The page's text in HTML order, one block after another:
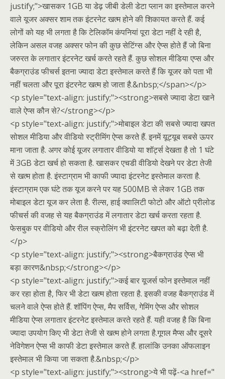
justify;">खासकर 1GB या डेढ़ जीबी डेली डेटा प्लान का इस्तेमाल करने
वाले यूजर अक्सर शाम तक इंटरनेट खत्म होने की शिकायत करते हैं. कई
लोगों को यह भी लगता है कि टेलिकॉम कंपनियां पूरा डेटा नहीं दे रही है,
लेकिन असल वजह अक्सर फोन की कुछ सेटिंग्स और ऐप्स होते हैं जो बिना
जरुरत के लगातार इंटरनेट खर्च करते रहते हैं. कुछ सोशल मीडिया एप्स और
बैकग्राउंड फीचर्स इतना ज्यादा डेटा इस्तेमाल करते हैं कि यूजर को पता भी
नहीं चलता और पूरा इंटरनेट खत्म हो जाता है.&nbsp;</span></p>
<p style="text-align: justify;"><strong>सबसे ज्यादा डेटा खाने
वाले ऐप्स कौन से?</strong></p>
<p style="text-align: justify;">मोबाइल डेटा की सबसे ज्यादा खपत
सोशल मीडिया और वीडियो स्ट्रीमिंग ऐप्स करते हैं. इनमें यूट्यूब सबसे ऊपर
माना जाता है. अगर कोई यूजर लगातार वीडियो या शॉर्ट्स देखता है तो 1 घंटे
में 3GB डेटा खर्च हो सकता है. खासकर एचडी वीडियो देखने पर डेटा तेजी
से खत्म होता है. इंस्टाग्राम भी काफी ज्यादा इंटरनेट इस्तेमाल करता है.
इंस्टाग्राम एक घंटे तक यूज करने पर यह 500MB से लेकर 1GB तक
मोबाइल डेटा यूज कर लेता है. रील्स, हाई क्वालिटी फोटो और ऑटो प्रीलोड
फीचर्स की वजह से यह बैकग्राउंड में लगातार डेटा खर्च करता रहता है.
फेसबुक पर वीडियो और रील स्क्रोलिंग भी इंटरनेट खपत को बढ़ा देती है.
</p>
<p style="text-align: justify;"><strong>बैकग्राउंड ऐप्स भी
बड़ा कारण&nbsp;</strong></p>
<p style="text-align: justify;">कई बार यूजर्स फोन इस्तेमाल नहीं
कर रहा होता है, फिर भी डेटा खत्म होता रहता है. इसकी वजह बैकग्राउंड में
चलने वाले ऐप्स होते हैं. शॉपिंग ऐप्स, मैप सर्विस, गेमिंग ऐप्स और सोशल
मीडिया ऐप्स लगातार इंटरनेट इस्तेमाल करते रहते हैं. यही वजह है कि बिना
ज्यादा उपयोग किए भी डेटा तेजी से खत्म होने लगता है.गूगल मैप्स और दूसरे
नेविगेशन ऐप्स भी काफी डेटा इस्तेमाल करते हैं. हालांकि उनका ऑफलाइन
इस्तेमाल भी किया जा सकता है.&nbsp;</p>
<p style="text-align: justify;"><strong>ये भी पढ़ें-<a href="